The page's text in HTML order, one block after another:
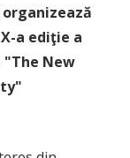
organizează
a ediţie a
New